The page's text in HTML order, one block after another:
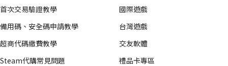
首次交易驗證教學
備用碼、安全碼申請教學
超商代碼繳費教學
Steam代購常見問題
國際遊戲
台灣遊戲
交友軟體
禮品卡專區